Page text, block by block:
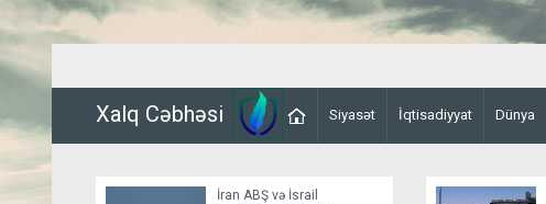
Xalq Cəbhəsi Siyasət İqtisadiyyat Dünya
İran ABŞ və İsrail